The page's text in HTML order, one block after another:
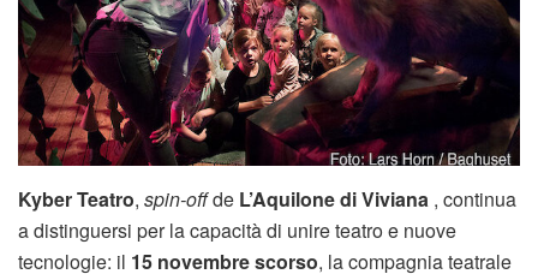
Kyber Teatro, spin-offde L’Aquilone di Viviana , continua
a distinguersi per la capacità di unire teatro e nuove
tecnologie: il 15 novembre scorso, la compagnia teatrale